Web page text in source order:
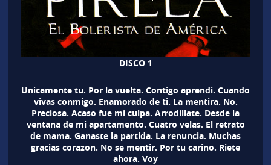
DISCO 1
Unicamente tu. Por la vuelta. Contigo aprendi. Cuando
vivas conmigo. Enamorado de ti. La mentira. No.
Preciosa. Acaso fue mi culpa. Arrodillate. Desde la
ventana de mi apartamento. Cuatro velas. El retrato
de mama. Ganaste la partida. La renuncia. Muchas
gracias corazon. No se mentir. Por tu carino. Riete
ahora. Voy